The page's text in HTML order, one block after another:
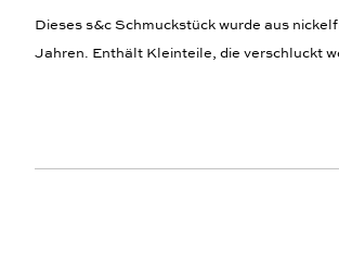
Dieses s&c Schmuckstück wurde aus
Jahren. Enthält Kleinteile, die verschluckt